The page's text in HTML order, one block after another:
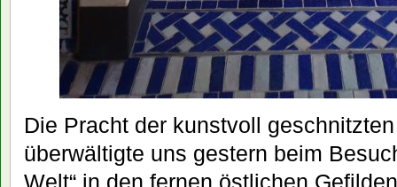
Die Pracht der kunstvoll
überwältigte uns gestern beim
Welt“ in den fernen östlichen